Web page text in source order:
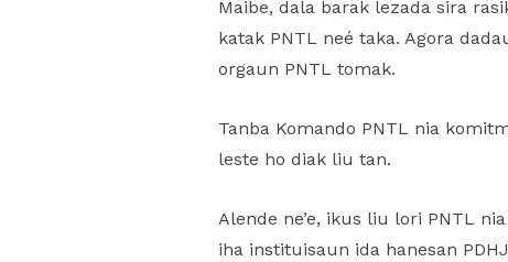
Maibe, dala barak lezada sira
katak PNTL neé taka. Agora
orgaun PNTL tomak.
Tanba Komando PNTL nia
leste ho diak liu tan.
Alende ne’e, ikus liu lori PNTL
iha instituisaun ida hanesan